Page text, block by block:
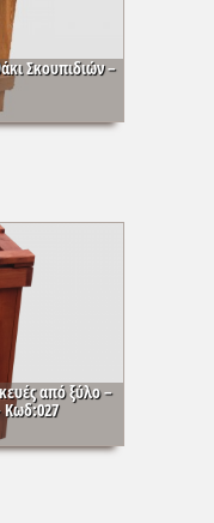
Σκουπιδιών –
από ξύλο –
Κωδ:027